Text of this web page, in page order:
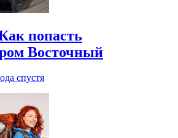
попасть
Восточный
спустя